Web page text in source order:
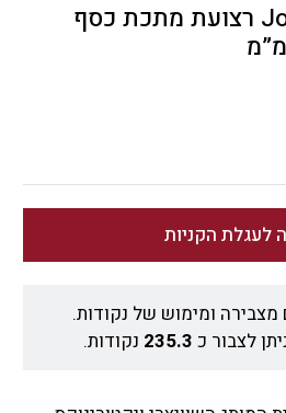
שעון Journey 1884 רצועת מתכת כסף
לעגלת הקניות
מצבירה ומימוש של נקודות.
לצבור כ 235.3 נקודות.